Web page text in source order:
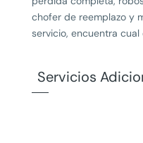
chofer de reemplazo y
servicio, encuentra
Servicios